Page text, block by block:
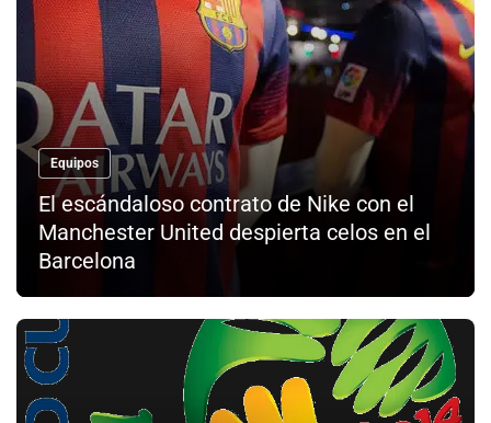
Equipos
El escándaloso contrato de Nike con el
Manchester United despierta celos en el
Barcelona